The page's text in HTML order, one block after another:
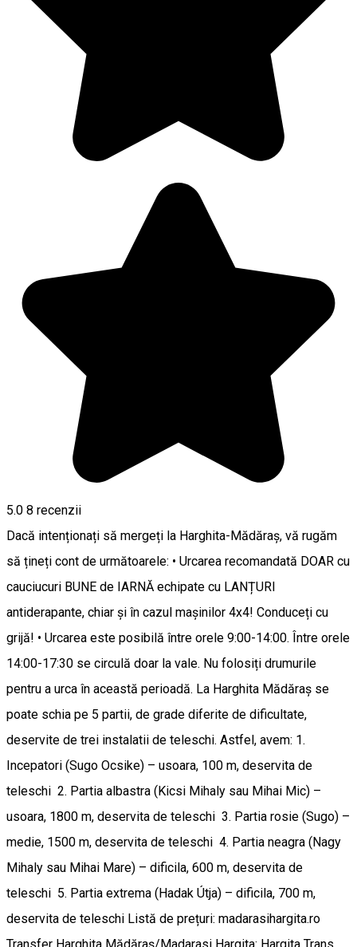
5.0 8 recenzii
Dacă intenționați să mergeți la Harghita-Mădăraș, vă rugăm
să țineți cont de următoarele: • Urcarea recomandată DOAR cu
cauciucuri BUNE de IARNĂ echipate cu LANȚURI
antiderapante, chiar și în cazul mașinilor 4x4! Conduceți cu
grijă! • Urcarea este posibilă între orele 9:00-14:00. Între orele
14:00-17:30 se circulă doar la vale. Nu folosiți drumurile
pentru a urca în această perioadă. La Harghita Mădăraș se
poate schia pe 5 partii, de grade diferite de dificultate,
deservite de trei instalatii de teleschi. Astfel, avem: 1.
Incepatori (Sugo Ocsike) – usoara, 100 m, deservita de
teleschi 2. Partia albastra (Kicsi Mihaly sau Mihai Mic) –
usoara, 1800 m, deservita de teleschi 3. Partia rosie (Sugo) –
medie, 1500 m, deservita de teleschi 4. Partia neagra (Nagy
Mihaly sau Mihai Mare) – dificila, 600 m, deservita de
teleschi 5. Partia extrema (Hadak Útja) – dificila, 700 m,
deservita de teleschi Listă de prețuri: madarasihargita.ro